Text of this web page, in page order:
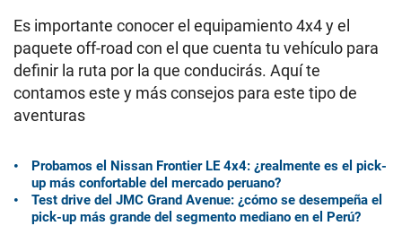
Es importante conocer el equipamiento 4x4 y el
paquete off-road con el que cuenta tu vehículo para
definir la ruta por la que conducirás. Aquí te
contamos este y más consejos para este tipo de
aventuras
Probamos el Nissan Frontier LE 4x4: ¿realmente es el pick-
up más confortable del mercado peruano?
Test drive del JMC Grand Avenue: ¿cómo se desempeña el
pick-up más grande del segmento mediano en el Perú?